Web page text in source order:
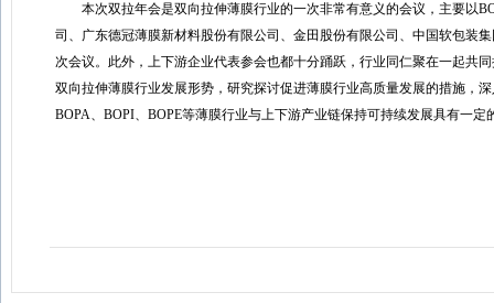
本次双拉年会是双向拉伸薄膜行业的一次非常有意义的会议，主要以
司、广东德冠薄膜新材料股份有限公司、金田股份有限公司、中国软包装
次会议。此外，上下游企业代表参会也都十分踊跃，行业同仁聚在一起共
双向拉伸薄膜行业发展形势，研究探讨促进薄膜行业高质量发展的措施，
BOPA、BOPI、BOPE等薄膜行业与上下游产业链保持可持续发展具有一定